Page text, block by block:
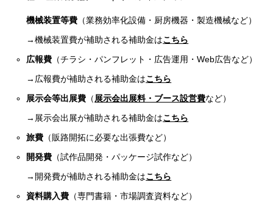
機械装置等費 （業務効率化設備・厨房機器・製造機械など）
→機械装置費が補助される補助金はこちら
広報費 （チラシ・パンフレット・広告運用・Web広告など）
→広報費が補助される補助金はこちら
展示会等出展費 （展示会出展料・ブース設営費など）
→展示会出展が補助される補助金はこちら
旅費 （販路開拓に必要な出張費など）
開発費 （試作品開発・パッケージ試作など）
→開発費が補助される補助金はこちら
資料購入費 （専門書籍・市場調査資料など）